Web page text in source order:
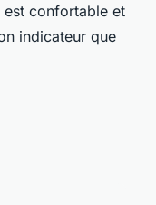
est confortable et
indicateur que